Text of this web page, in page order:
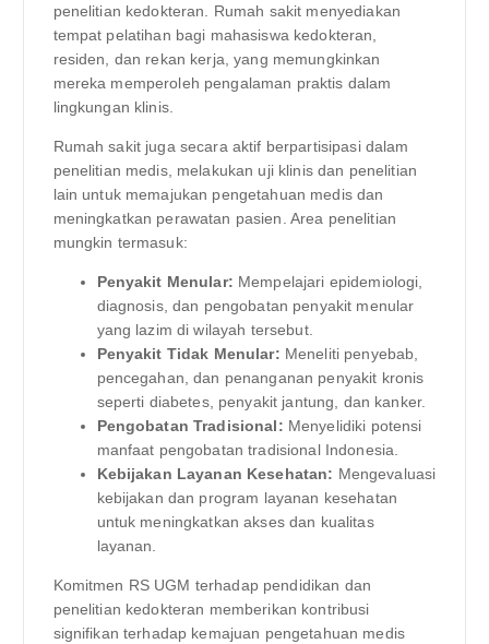
penelitian kedokteran. Rumah sakit menyediakan
tempat pelatihan bagi mahasiswa kedokteran,
residen, dan rekan kerja, yang memungkinkan
mereka memperoleh pengalaman praktis dalam
lingkungan klinis.
Rumah sakit juga secara aktif berpartisipasi dalam
penelitian medis, melakukan uji klinis dan penelitian
lain untuk memajukan pengetahuan medis dan
meningkatkan perawatan pasien. Area penelitian
mungkin termasuk:
Penyakit Menular: Mempelajari epidemiologi,
diagnosis, dan pengobatan penyakit menular
yang lazim di wilayah tersebut.
Penyakit Tidak Menular: Meneliti penyebab,
pencegahan, dan penanganan penyakit kronis
seperti diabetes, penyakit jantung, dan kanker.
Pengobatan Tradisional: Menyelidiki potensi
manfaat pengobatan tradisional Indonesia.
Kebijakan Layanan Kesehatan: Mengevaluasi
kebijakan dan program layanan kesehatan
untuk meningkatkan akses dan kualitas
layanan.
Komitmen RS UGM terhadap pendidikan dan
penelitian kedokteran memberikan kontribusi
signifikan terhadap kemajuan pengetahuan medis